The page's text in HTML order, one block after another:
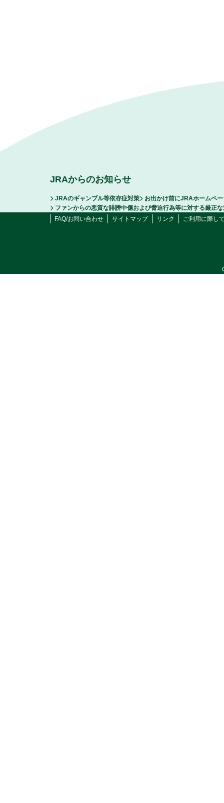
JRAからのお知らせ
JRAのギャンブル等依存症対策
お出かけ前にJRAホームペ
ファンからの悪質な誹謗中傷および脅迫行為等に対する厳正
FAQ/お問い合わせ
サイトマップ リンク ご利用に際し